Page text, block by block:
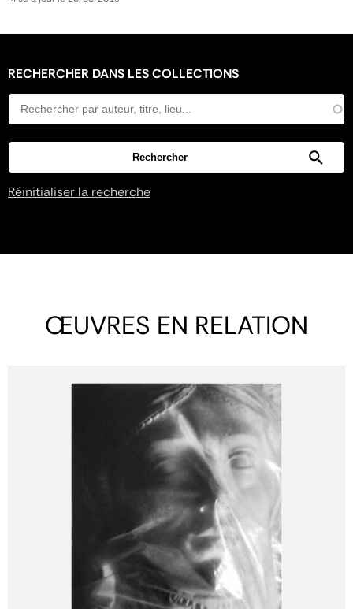
RECHERCHER DANS LES COLLECTIONS
Réinitialiser la recherche
ŒUVRES EN RELATION